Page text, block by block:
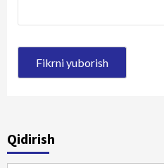
Qidirish